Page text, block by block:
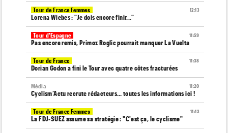
12:13
Tour de France Femmes
Lorena Wiebes : "Je dois encore finir..."
11:59
Tour d'Espagne
Pas encore remis, Primoz Roglic pourrait manquer La Vuelta
11:38
Tour de France
Dorian Godon a fini le Tour avec quatre côtes fracturées
11:20
Média
Cyclism’Actu recrute rédacteurs… toutes les informations ici !
11:13
Tour de France Femmes
La FDJ-SUEZ assume sa stratégie : "C'est ça, le cyclisme"